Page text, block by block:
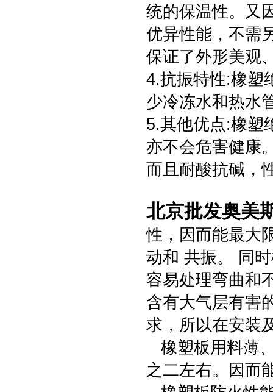
统的保温性。又
优异性能，不需
保证了外形美观
4.抗振特性:橡塑
少冷冻水和热水
5.其他优点:橡塑
亦不会危害健康
而且耐酸抗碱，
北京批发奥美
性，因而能最大
动和 共振。 同
容易处理弯曲和
含有大气层有害
求，所以在安装
橡塑板用料薄
之二左右。因而